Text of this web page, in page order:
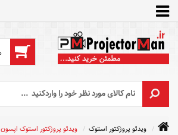
ویدئو پروژکتور استوک ویدئو پروژکتور استوک اپسون Epson Powerlite 99W